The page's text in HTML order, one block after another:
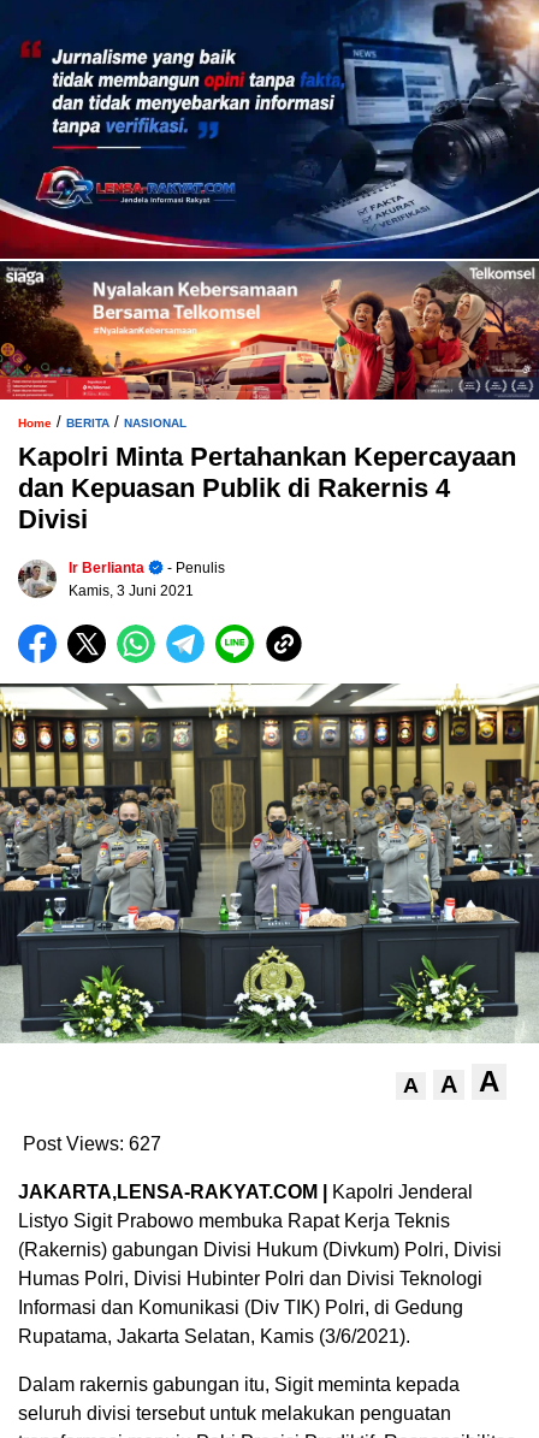
Home / BERITA / NASIONAL
Kapolri Minta Pertahankan Kepercayaan
dan Kepuasan Publik di Rakernis 4
Divisi
Ir Berlianta
- Penulis
Kamis, 3 Juni 2021
A A A
Post Views: 627
JAKARTA,LENSA-RAKYAT.COM |
Kapolri Jenderal
Listyo Sigit Prabowo membuka Rapat Kerja Teknis
(Rakernis) gabungan Divisi Hukum (Divkum) Polri, Divisi
Humas Polri, Divisi Hubinter Polri dan Divisi Teknologi
Informasi dan Komunikasi (Div TIK) Polri, di Gedung
Rupatama, Jakarta Selatan, Kamis (3/6/2021).
Dalam rakernis gabungan itu, Sigit meminta kepada
seluruh divisi tersebut untuk melakukan penguatan